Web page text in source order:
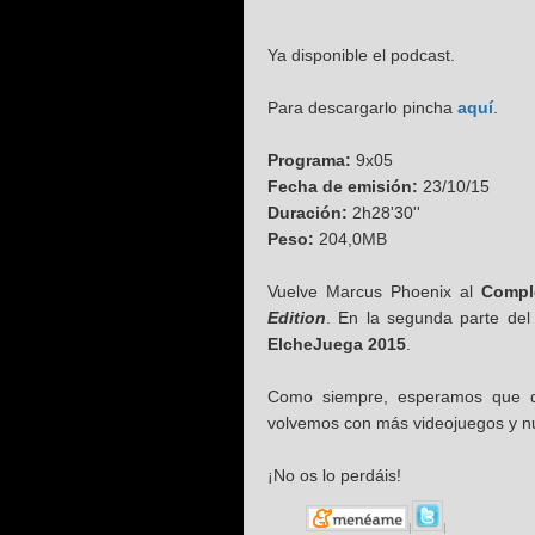
Ya disponible el podcast.
Para descargarlo pincha aquí.
Programa: 9x05
Fecha de emisión: 23/10/15
Duración: 2h28'30''
Peso: 204,0MB
Vuelve Marcus Phoenix al
Edition . En la segunda parte
ElcheJuega 2015
Como siempre, esperamos
volvemos con más videojuegos y
¡No os lo perdáis!
| |